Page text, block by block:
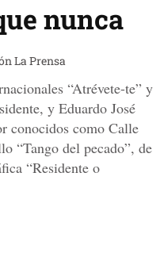
nunca
La Prensa
“Atrévete-te” y
y Eduardo José
conocidos como Calle
“Tango del pecado”, de
“Residente o